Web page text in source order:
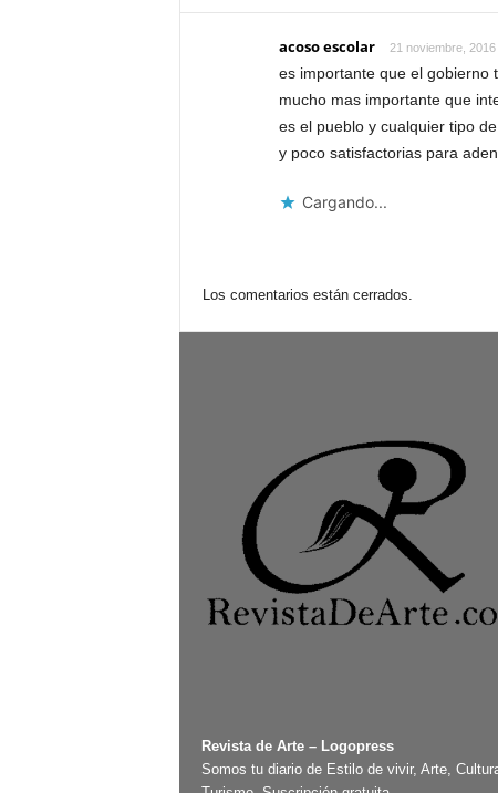
acoso escolar 21 noviembre,
es importante que el gobierno
mucho mas importante que
es el pueblo y cualquier tipo
y poco satisfactorias para
Cargando...
Los comentarios están cerrados.
Revista de Arte – Logopress
Somos tu diario de Estilo de vivir, Arte,